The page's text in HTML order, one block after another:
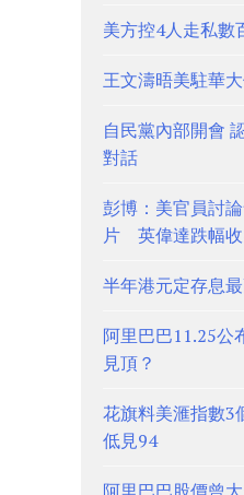
美方控4人走私數
王文濤晤美駐華
自民黨內部開會
對話
彭博：美官員討
片 英偉達跌幅
半年港元定存息
阿里巴巴11.25
見頂？
花旗料美滙指數3
低見94